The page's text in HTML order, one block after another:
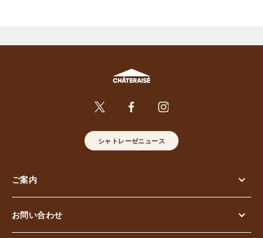
シャトレーゼニュース
ご案内
お問い合わせ